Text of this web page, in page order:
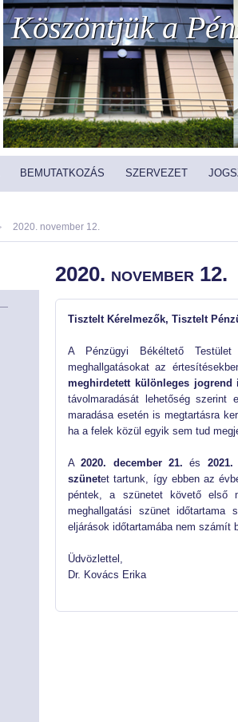
Köszöntjük a
BEMUTATKOZÁS SZERVEZET
2020. november 12.
2020. november 12.
Tisztelt Kérelmezők, Tisztelt
A Pénzügyi Békéltető
meghallgatásokat az
meghirdetett különleges jogrend
távolmaradását lehetőség szerint
maradása esetén is megtartásra
ha a felek közül egyik sem tud
A2020. december 21.és
szünetet tartunk, így ebben az
péntek, a szünetet követő első
meghallgatási szünet időtartama
eljárások időtartamába nem számít
Üdvözlettel,
Dr. Kovács Erika